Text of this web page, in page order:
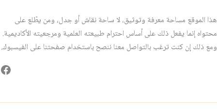
هذا الموقع مساحة معرفة وتوثيق، لا ساحة نقاش أو جدل، ومن يطّلع على
محتواه إنما يفعل ذلك على أساس احترام طبيعته العلمية ومرجعيته الأكاديمية.
ومع ذلك إن كنت ترغب بالتواصل معنا ننصح باستخدام صفحتنا على الفيسبوك.